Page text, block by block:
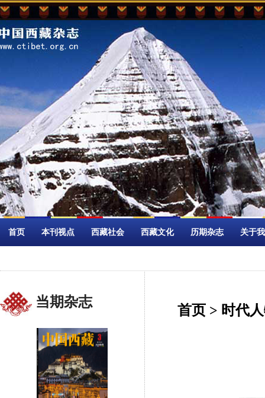
首页 本刊视点 西藏社会 西藏文化 历期杂志 关于
当期杂志
首页 > 时代